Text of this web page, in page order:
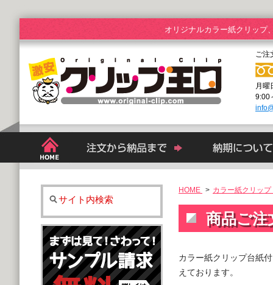
オリジナルカラー紙クリッ
ご注
月曜
9:00
HOME > カラー紙クリッ
商品ご注
カラー紙クリップ台紙
えております。
サイト内検索